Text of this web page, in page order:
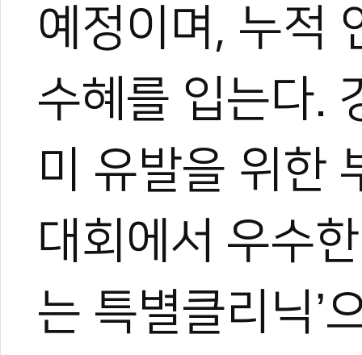
예정이며, 누적
수혜를 입는다.
미 유발을 위한
대회에서 우수
는 특별클리닉’